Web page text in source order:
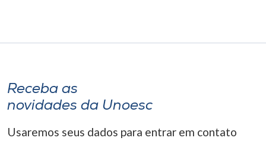
o idioma
A+
A-
Receba as
novidades da Unoesc
Usaremos seus dados para entrar em contato